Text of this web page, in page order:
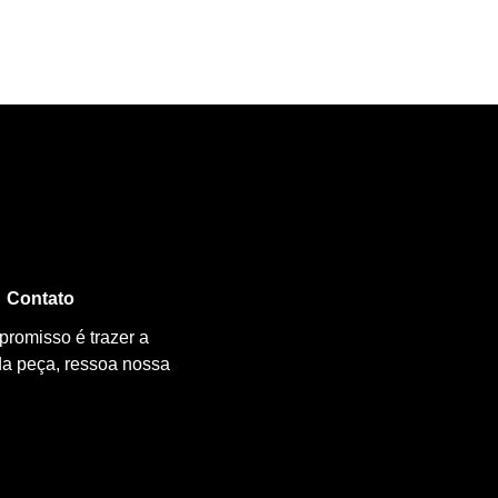
Contato
é trazer a
peça, ressoa nossa